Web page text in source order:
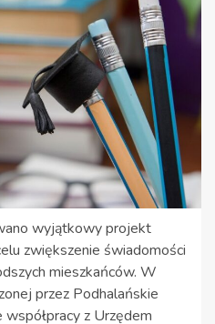
wyjątkowy projekt
zwiększenie świadomości
mieszkańców. W
przez Podhalańskie
z Urzędem